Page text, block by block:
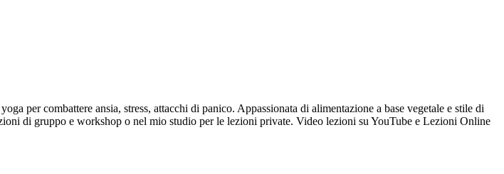
per combattere ansia, stress, attacchi di panico. Appassionata di alimentazione a base vegetale e stile di
di gruppo e workshop o nel mio studio per le lezioni private. Video lezioni su YouTube e Lezioni Online